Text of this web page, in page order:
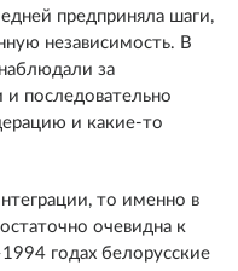
предприняла шаги,
независимость. В
за
последовательно
и какие-то
то именно в
очевидна к
годах белорусские